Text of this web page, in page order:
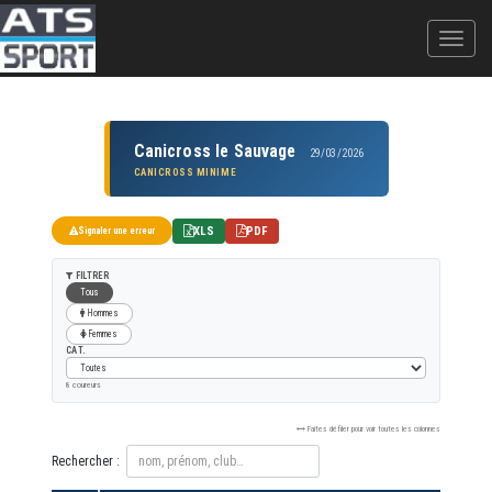
Canicross le Sauvage 29/03/2026
CANICROSS MINIME
Signaler une erreur XLS PDF
FILTRER
Tous
Hommes
Femmes
CAT.
8 coureurs
Faites défiler pour voir toutes les colonnes
Rechercher :